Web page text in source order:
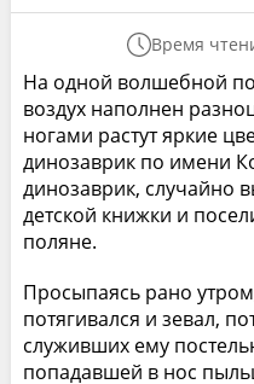
Время
На одной волшебной
воздух наполнен
ногами растут яркие
динозаврик по имени
динозаврик, случайно
детской книжки и
поляне.
Просыпаясь рано
потягивался и зевал,
служивших ему
попадавшей в нос